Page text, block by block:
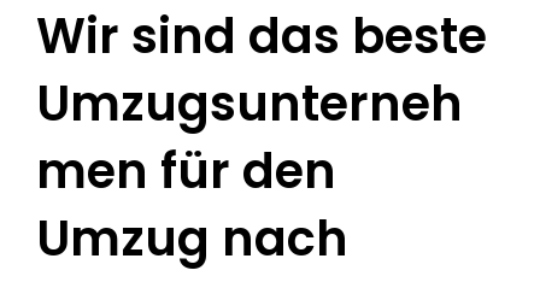
Wir sind das beste
Umzugsunterneh
men für den
Umzug nach